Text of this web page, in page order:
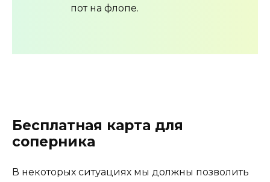
пот на флопе.
Бесплатная карта для
соперника
В некоторых ситуациях мы должны позволить